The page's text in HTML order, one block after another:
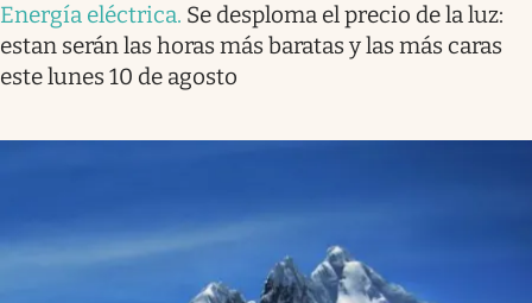
Energía eléctrica. Se desploma el precio de la luz:
estan serán las horas más baratas y las más caras
este lunes 10 de agosto